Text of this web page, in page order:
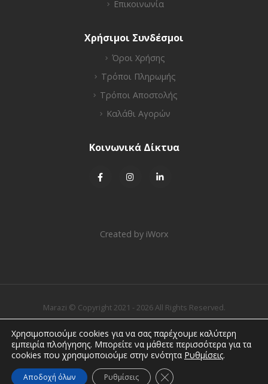
Εταιρεία
Επικοινωνία
Χρήσιμοι Συνδέσμοι
Όροι Χρήσης
Τρόποι Πληρωμής
Καλάθι Αγορών
Marazi © Copyright 2021 - 2026 All Rights Reserved.
Χρησιμοποιούμε cookies για να σας παρέχουμε καλύτερη
εμπειρία πλοήγησης. Μπορείτε να μάθετε περισσότερα για τα
cookies που χρησιμοποιούμε στην ενότητα Ρυθμίσεις.
Αποδοχή όλων Ρυθμίσεις Κλείσιμο του Cookie
Select at least 2 products